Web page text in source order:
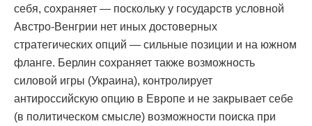
себя, сохраняет — поскольку у государств условной
Австро-Венгрии нет иных достоверных
стратегических опций — сильные позиции и на южном
фланге. Берлин сохраняет также возможность
силовой игры (Украина), контролирует
антироссийскую опцию в Европе и не закрывает себе
(в политическом смысле) возможности поиска при